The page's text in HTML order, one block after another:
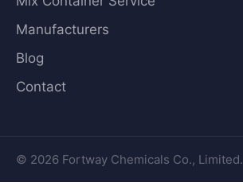
Manufacturers
Blog
Contact
© 2026 Fortway Chemicals Co., Limited.